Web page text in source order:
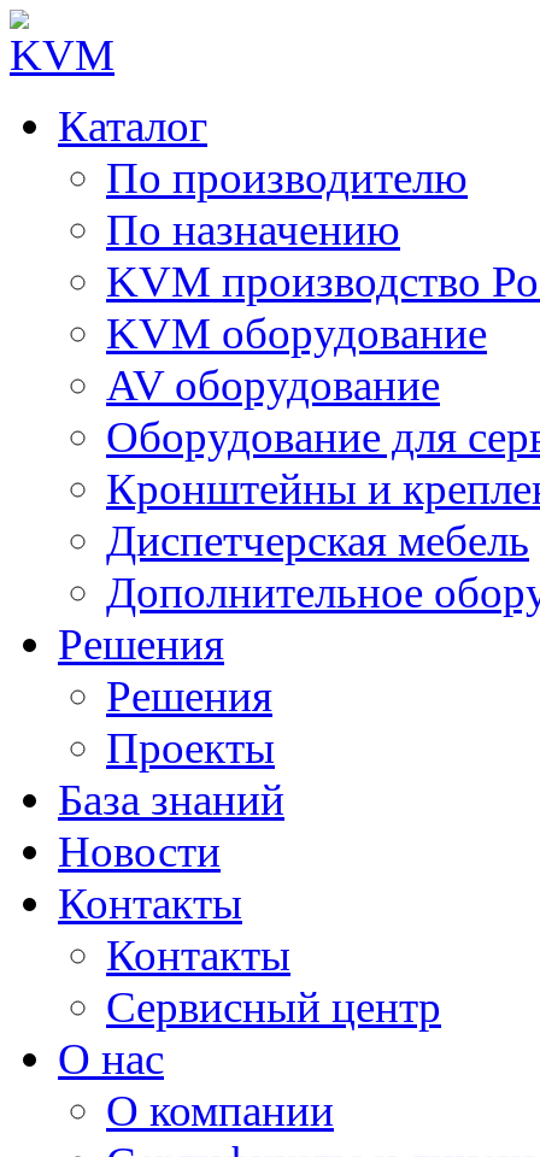
Каталог
По производителю
По назначению
KVM производство
KVM оборудование
AV оборудование
Оборудование для
Кронштейны и
Диспетчерская мебель
Дополнительное
Решения
Решения
Проекты
База знаний
Новости
Контакты
Контакты
Сервисный центр
О нас
О компании